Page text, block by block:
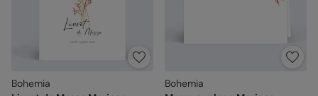
Bohemia
Bohemia